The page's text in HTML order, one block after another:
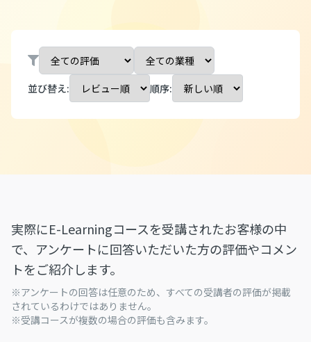
並び替え: 順序:
実際にE-Learningコースを受講されたお客様の中
で、アンケートに回答いただいた方の評価やコメン
トをご紹介します。
※アンケートの回答は任意のため、すべての受講者の評価が掲載
されているわけではありません。
※受講コースが複数の場合の評価も含みます。